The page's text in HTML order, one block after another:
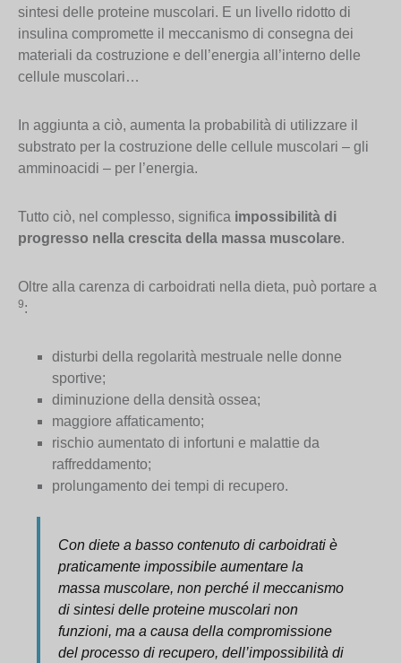
sintesi delle proteine muscolari. E un livello ridotto di
insulina compromette il meccanismo di consegna dei
materiali da costruzione e dell’energia all’interno delle
cellule muscolari…
In aggiunta a ciò, aumenta la probabilità di utilizzare il
substrato per la costruzione delle cellule muscolari – gli
amminoacidi – per l’energia.
Tutto ciò, nel complesso, significa impossibilità di
progresso nella crescita della massa muscolare.
Oltre alla carenza di carboidrati nella dieta, può portare a
9:
disturbi della regolarità mestruale nelle donne
sportive;
diminuzione della densità ossea;
maggiore affaticamento;
rischio aumentato di infortuni e malattie da
raffreddamento;
prolungamento dei tempi di recupero.
Con diete a basso contenuto di carboidrati è
praticamente impossibile aumentare la
massa muscolare, non perché il meccanismo
di sintesi delle proteine muscolari non
funzioni, ma a causa della compromissione
del processo di recupero, dell’impossibilità di